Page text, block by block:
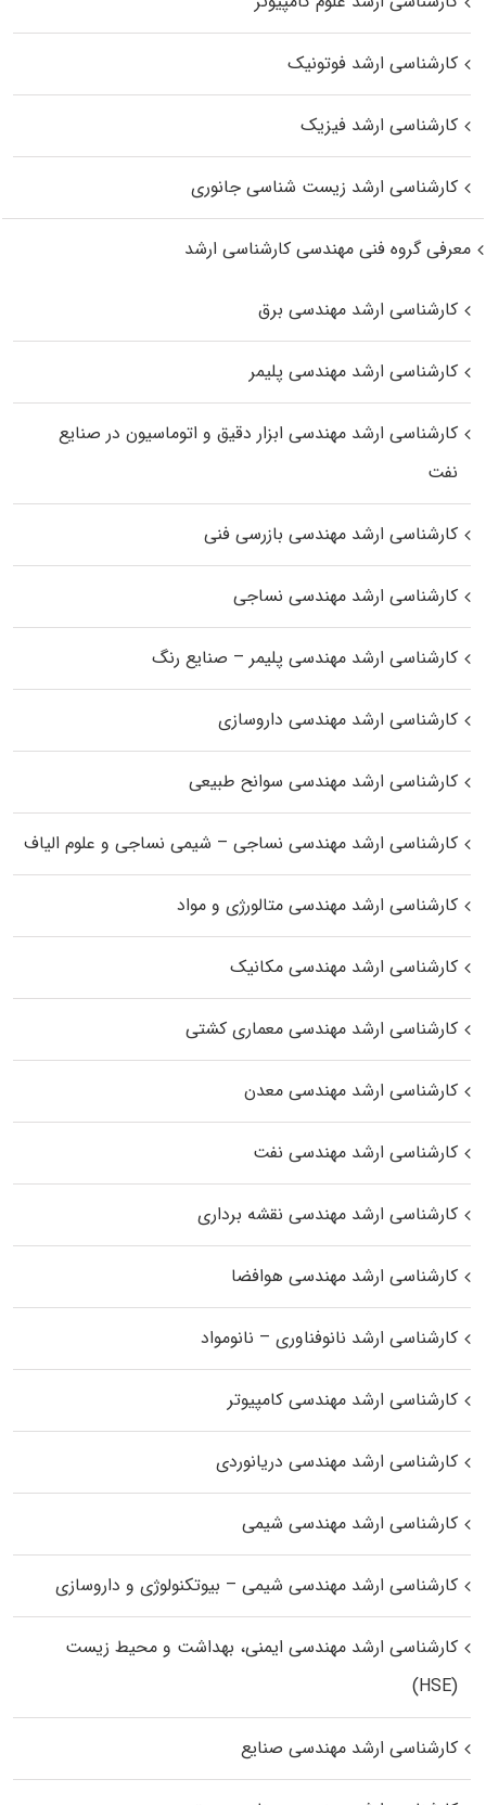
کارشناسی ارشد فوتونیک
کارشناسی ارشد فیزیک
کارشناسی ارشد زیست‌ شناسی جانوری
معرفی گروه فنی مهندسی کارشناسی ارشد
کارشناسی ارشد مهندسی برق
کارشناسی ارشد مهندسی پلیمر
کارشناسی ارشد مهندسی ابزار دقیق و اتوماسیون در صنایع
نفت
کارشناسی ارشد مهندسی بازرسی فنی
کارشناسی ارشد مهندسی نساجی
کارشناسی ارشد مهندسی پلیمر – صنایع رنگ
کارشناسی ارشد مهندسی داروسازی
کارشناسی ارشد مهندسی سوانح طبیعی
کارشناسی ارشد مهندسی نساجی – شیمی نساجی و علوم الیاف
کارشناسی ارشد مهندسی متالورژی و مواد
کارشناسی ارشد مهندسی مکانیک
کارشناسی ارشد مهندسی معماری کشتی
کارشناسی ارشد مهندسی معدن
کارشناسی ارشد مهندسی نفت
کارشناسی ارشد مهندسی نقشه برداری
کارشناسی ارشد مهندسی هوافضا
کارشناسی ارشد نانوفناوری – نانومواد
کارشناسی ارشد مهندسی کامپیوتر
کارشناسی ارشد مهندسی دریانوردی
کارشناسی ارشد مهندسی شیمی
کارشناسی ارشد مهندسی شیمی – بیوتکنولوژی و داروسازی
کارشناسی ارشد مهندسی ایمنی، بهداشت و محیط زیست
(HSE)
کارشناسی ارشد مهندسی صنایع